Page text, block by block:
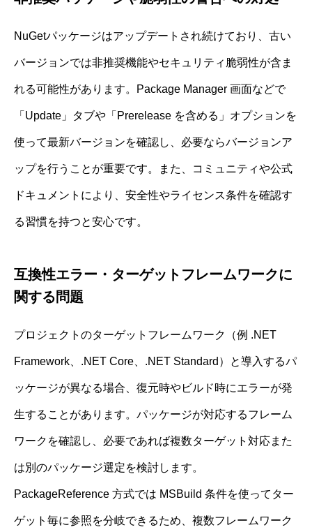
NuGetパッケージはアップデートされ続けており、古い
バージョンでは非推奨機能やセキュリティ脆弱性が含ま
れる可能性があります。Package Manager 画面などで
「Update」タブや「Prerelease を含める」オプションを
使って最新バージョンを確認し、必要ならバージョンア
ップを行うことが重要です。また、コミュニティや公式
ドキュメントにより、安全性やライセンス条件を確認す
る習慣を持つと安心です。
互換性エラー・ターゲットフレームワークに
関する問題
プロジェクトのターゲットフレームワーク（例 .NET
Framework、.NET Core、.NET Standard）と導入するパ
ッケージが異なる場合、復元時やビルド時にエラーが発
生することがあります。パッケージが対応するフレーム
ワークを確認し、必要であれば複数ターゲット対応また
は別のパッケージ選定を検討します。
PackageReference 方式では MSBuild 条件を使ってター
ゲット毎に参照を分岐できるため、複数フレームワーク